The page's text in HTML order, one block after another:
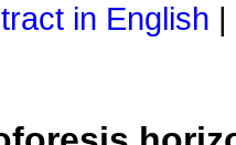
in English